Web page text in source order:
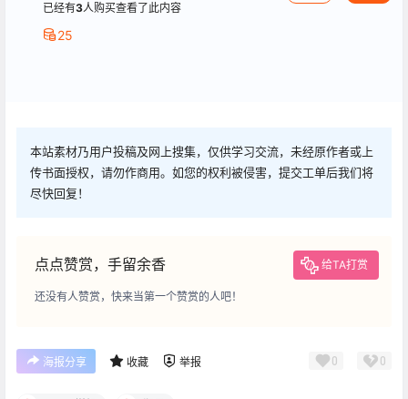
已经有3人购买查看了此内容
25
本站素材乃用户投稿及网上搜集，仅供学习交流，未经原作者或上
传书面授权，请勿作商用。如您的权利被侵害，提交工单后我们将
尽快回复！
点点赞赏，手留余香 给TA打赏
还没有人赞赏，快来当第一个赞赏的人吧！
海报分享 收藏 举报 0 0